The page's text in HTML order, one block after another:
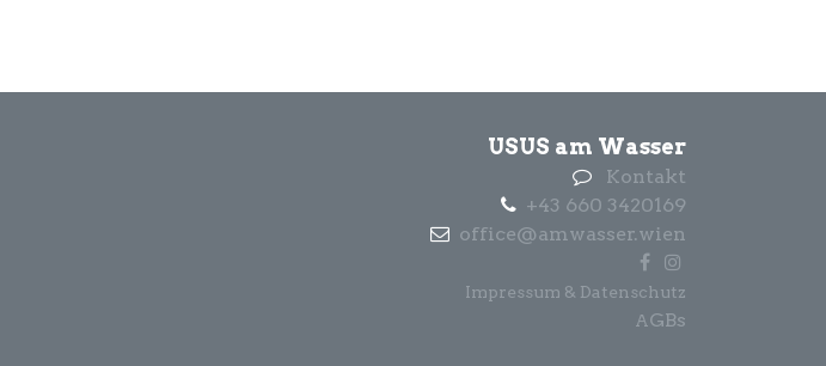
USUS am Wasser
Kontakt
+43 660 3420169
office@amwasser.wien
Impressum & Datenschutz
AGBs